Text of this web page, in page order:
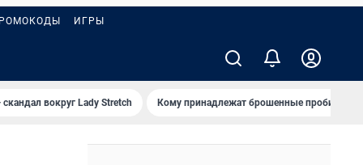
ИГРЫ
вокруг Lady Stretch Кому принадлежат брошенные пробирки?